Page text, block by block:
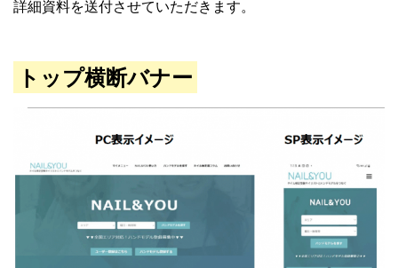
詳細資料を送付させていただきます。
トップ横断バナー